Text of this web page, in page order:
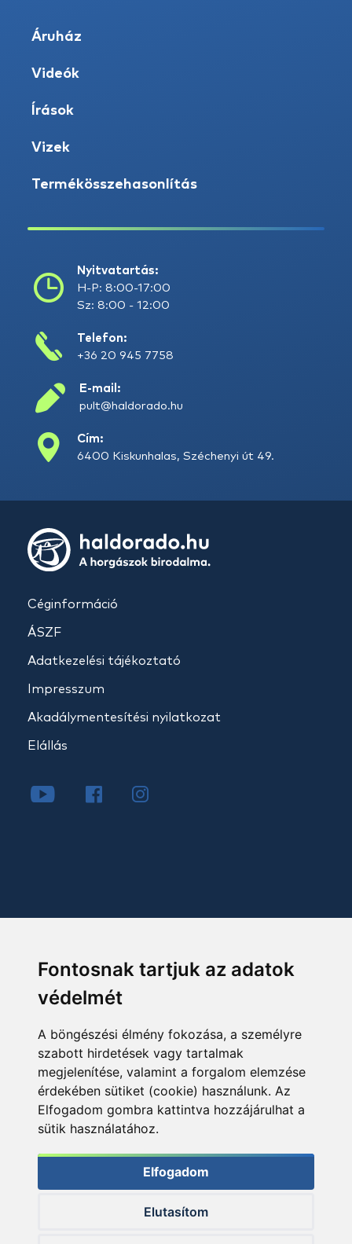
Fontosnak tartjuk az adatok
védelmét
A böngészési élmény fokozása, a személyre
szabott hirdetések vagy tartalmak
megjelenítése, valamint a forgalom elemzése
érdekében sütiket (cookie) használunk. Az
Elfogadom gombra kattintva hozzájárulhat a
sütik használatához.
Elfogadom
Elutasítom
Áruház
Videók
Írások
Vizek
Termékösszehasonlítás
Nyitvatartás:
H-P: 8:00-17:00
Sz: 8:00 - 12:00
Telefon:
+36 20 945 7758
E-mail:
pult@haldorado.hu
Cím:
6400 Kiskunhalas, Széchenyi út 49.
Céginformáció
ÁSZF
Adatkezelési tájékoztató
Impresszum
Akadálymentesítési nyilatkozat
Elállás